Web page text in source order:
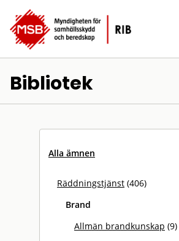
Bibliotek
Alla ämnen
Räddningstjänst (406)
Brand
Allmän brandkunskap (9)